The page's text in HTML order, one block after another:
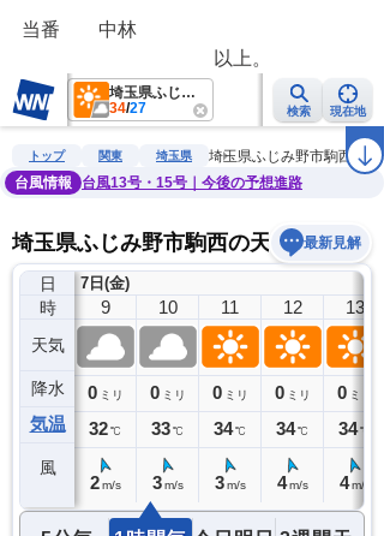
当番　　中林
以上。